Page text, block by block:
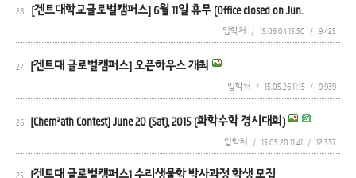
28 [겐트대학교글로벌캠퍼스] 6월 11일 휴무 (Office closed on Jun..
입학처 / 15.06.04 15:50 / 9,425
27 [겐트대 글로벌캠퍼스] 오픈하우스 개최
입학처 / 15.05.26 11:15 / 9,939
26 [Chem²ath Contest] June 20 (Sat), 2015 (화학수학 경시대회)
입학처 / 15.05.20 11:41 / 12,337
25 [겐트대 글로벌캠퍼스] 수리생물학 박사과정 학생 모집